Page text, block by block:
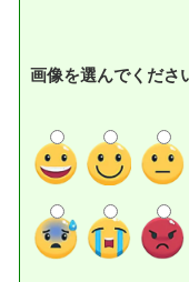
画像を選んでくださ